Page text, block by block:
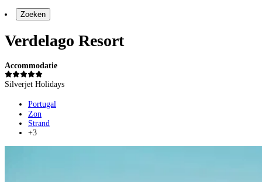
Zoeken
Verdelago Resort
Accommodatie
Silverjet Holidays
Portugal
Zon
Strand
+3